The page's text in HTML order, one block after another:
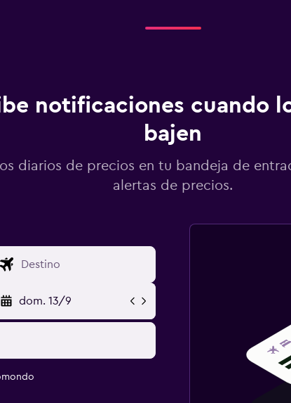
notificaciones cuando
bajen
diarios de precios en tu bandeja de
alertas de precios.
dom. 13/9